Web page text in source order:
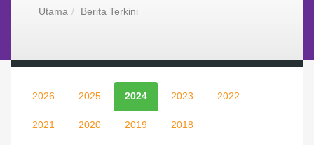
Utama Berita Terkini
2026 2025 2024 2023 2022
2021 2020 2019 2018